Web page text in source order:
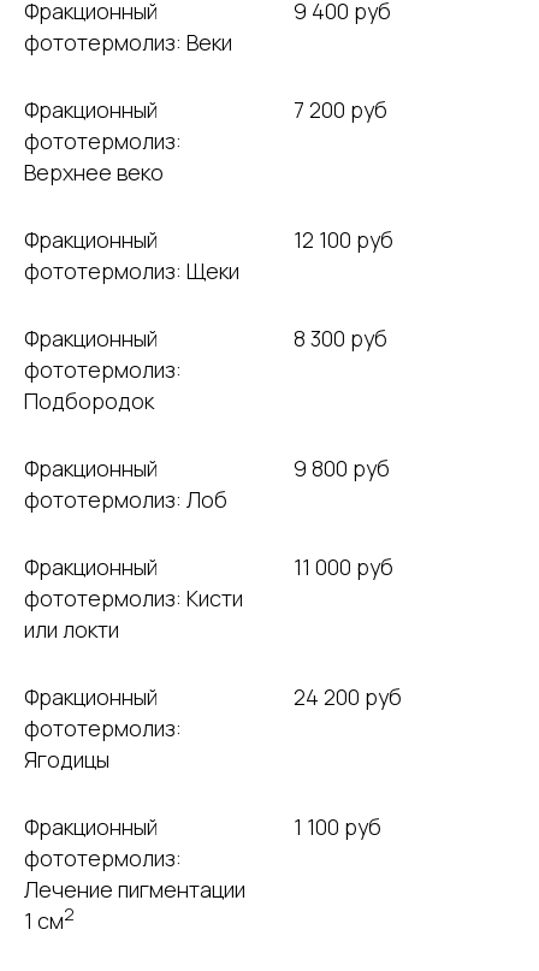
Фракционный
фототермолиз: Веки
9 400 руб
Фракционный
фототермолиз:
Верхнее веко
7 200 руб
Фракционный
фототермолиз: Щеки
12 100 руб
Фракционный
фототермолиз:
Подбородок
8 300 руб
Фракционный
фототермолиз: Лоб
9 800 руб
Фракционный
фототермолиз: Кисти
или локти
11 000 руб
Фракционный
фототермолиз:
Ягодицы
24 200 руб
Фракционный
фототермолиз:
Лечение пигментации
1 см2
1 100 руб